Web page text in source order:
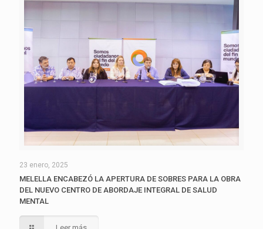
23 enero, 2025
MELELLA ENCABEZÓ LA APERTURA DE SOBRES PARA LA OBRA
DEL NUEVO CENTRO DE ABORDAJE INTEGRAL DE SALUD
MENTAL